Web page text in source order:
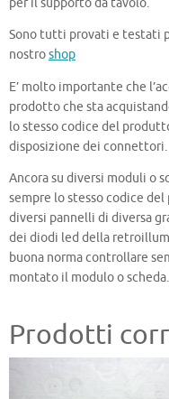
Sono tutti provati e testati
nostroshop
E’ molto importante che
prodotto che sta
lo stesso codice del
disposizione dei connettori.
Ancora su diversi moduli o
sempre lo stesso codice
diversi pannelli di diversa
dei diodi led della
buona norma controllare
montato il modulo o scheda.
Prodotti